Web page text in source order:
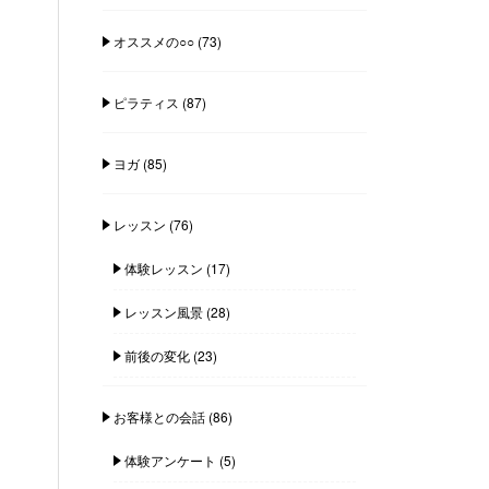
オススメの○○(73)
ピラティス (87)
ヨガ(85)
レッスン (76)
体験レッスン (17)
レッスン風景(28)
前後の変化(23)
お客様との会話(86)
体験アンケート (5)